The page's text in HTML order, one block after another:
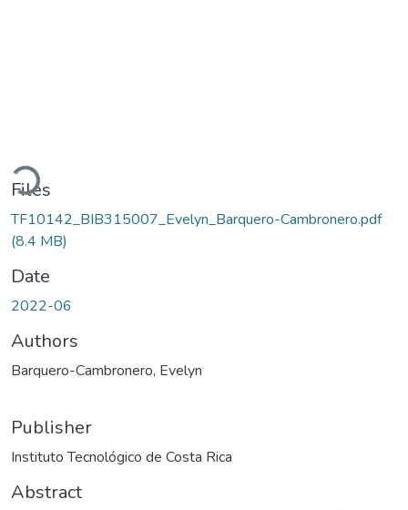
Files
TF10142_BIB315007_Evelyn_Barquero-Cambronero.pdf
(8.4 MB)
Date
2022-06
Authors
Barquero-Cambronero, Evelyn
Publisher
Instituto Tecnológico de Costa Rica
Abstract